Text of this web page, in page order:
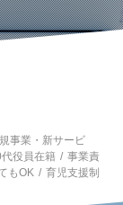
事業・新サービ
役員在籍
事業責
もOK
育児支援制